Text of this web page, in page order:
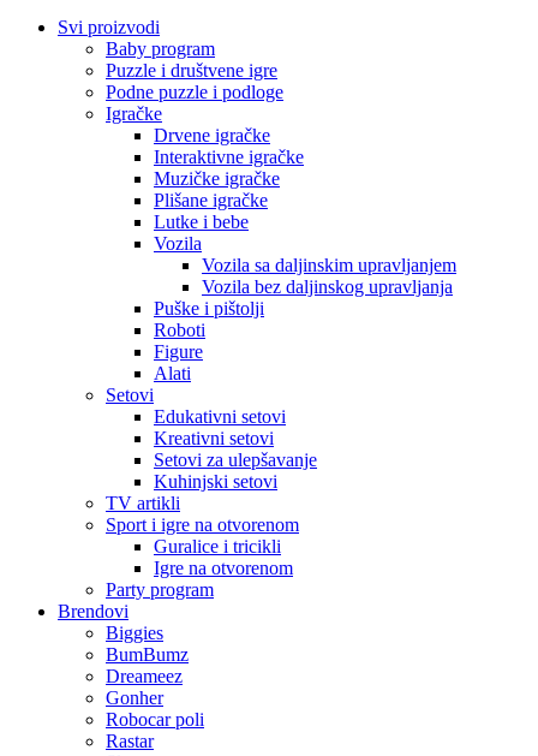
Svi proizvodi
Baby program
Puzzle i društvene igre
Podne puzzle i podloge
Igračke
Drvene igračke
Interaktivne igračke
Muzičke igračke
Plišane igračke
Lutke i bebe
Vozila
Vozila sa daljinskim upravljanjem
Vozila bez daljinskog upravljanja
Puške i pištolji
Roboti
Figure
Alati
Setovi
Edukativni setovi
Kreativni setovi
Setovi za ulepšavanje
Kuhinjski setovi
TV artikli
Sport i igre na otvorenom
Guralice i tricikli
Igre na otvorenom
Party program
Brendovi
Biggies
BumBumz
Dreameez
Gonher
Robocar poli
Rastar